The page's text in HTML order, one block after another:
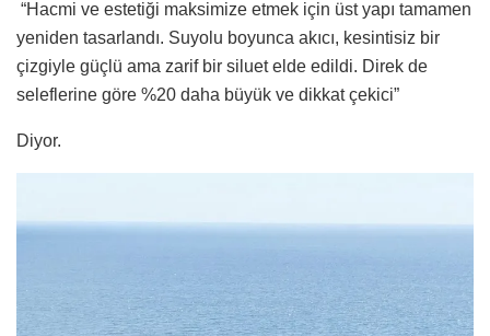
“Hacmi ve estetiği maksimize etmek için üst yapı tamamen
yeniden tasarlandı. Suyolu boyunca akıcı, kesintisiz bir
çizgiyle güçlü ama zarif bir siluet elde edildi. Direk de
seleflerine göre %20 daha büyük ve dikkat çekici”
Diyor.